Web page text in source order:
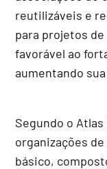
reutilizáveis e
para projetos
favorável ao
aumentando
Segundo o
organizações
básico,